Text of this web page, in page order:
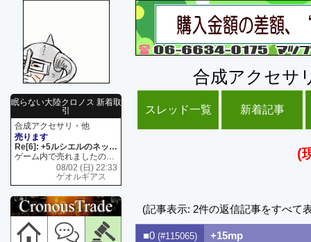
眠らない大陸クロノス 新着取
引
合成アクセサリ・他
売ります
Re[6]: +5ルシエルのネックレス
ゲーム内で売れましたので 在庫がネク1 リング4 となります リングのお値段は80G といたします
08/02 (日) 22:33
ゲオルギアス
合成アクセサ
スレッド一覧 新着記事
(
(記事表示: 2件の返信記事をすべて
■0 (#115065) +15mp